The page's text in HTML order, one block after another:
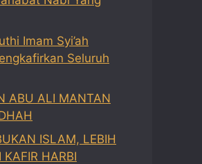
Imam Syi’ah
Seluruh
ABU ALI MANTAN
ISLAM, LEBIH
KAFIR HARBI